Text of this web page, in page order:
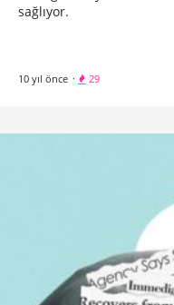
sağlıyor.
10 yıl önce · 29